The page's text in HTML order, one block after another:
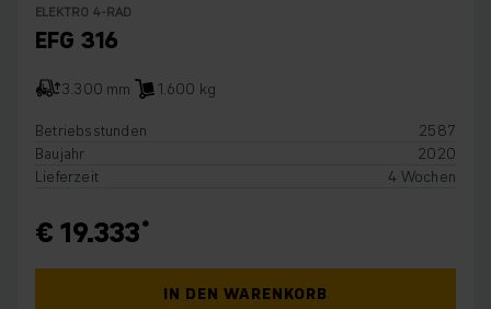
ELEKTRO 4-RAD
EFG 316
3.300 mm
1.600 kg
Betriebsstunden
2587
Baujahr
2020
Lieferzeit
4 Wochen
€ 19.333
IN DEN WARENKORB